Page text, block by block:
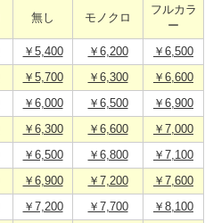
無し モノクロ
フルカラ
ー
￥5,400 ￥6,200 ￥6,500
￥5,700 ￥6,300 ￥6,600
￥6,000 ￥6,500 ￥6,900
￥6,300 ￥6,600 ￥7,000
￥6,500 ￥6,800 ￥7,100
￥6,900 ￥7,200 ￥7,600
￥7,200 ￥7,700 ￥8,100